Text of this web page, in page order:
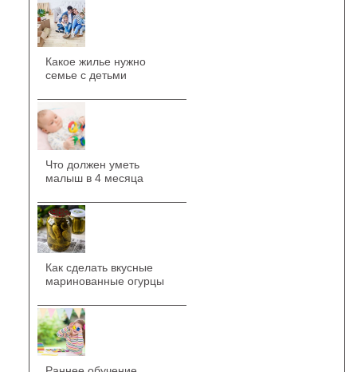
Какое жилье нужно
семье с детьми
Что должен уметь
малыш в 4 месяца
Как сделать вкусные
маринованные огурцы